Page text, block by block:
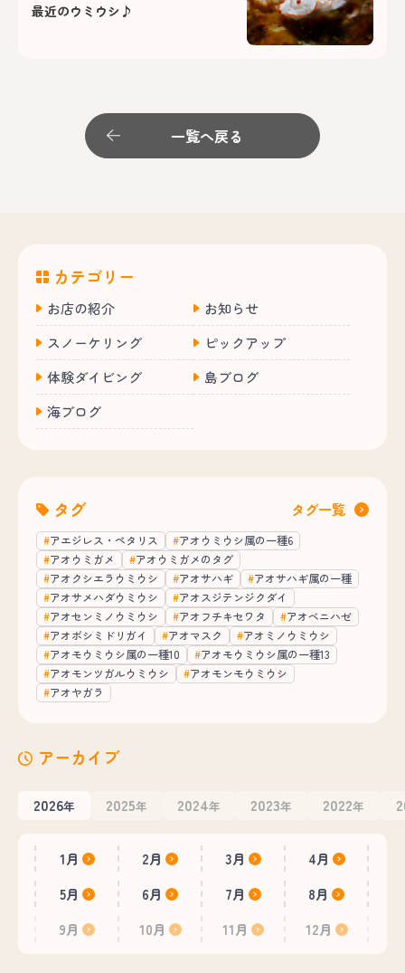
最近のウミウシ♪
一覧へ戻る
カテゴリー
お店の紹介
お知らせ
スノーケリング
ピックアップ
体験ダイビング
島ブログ
海ブログ
タグ タグ一覧
アエジレス・ペタリス
アオウミウシ属の一種6
アオウミガメ
アオウミガメのタグ
アオクシエラウミウシ
アオサハギ
アオサハギ属の一種
アオサメハダウミウシ
アオスジテンジクダイ
アオセンミノウミウシ
アオフチキセワタ
アオベニハゼ
アオボシミドリガイ
アオマスク
アオミノウミウシ
アオモウミウシ属の一種10
アオモウミウシ属の一種13
アオモンツガルウミウシ
アオモンモウミウシ
アオヤガラ
アーカイブ
2026年 2025年 2024年 2023年 2022年
1月 2月 3月
4月
5月
6月 7月
8月
9月
10月 11月 12月